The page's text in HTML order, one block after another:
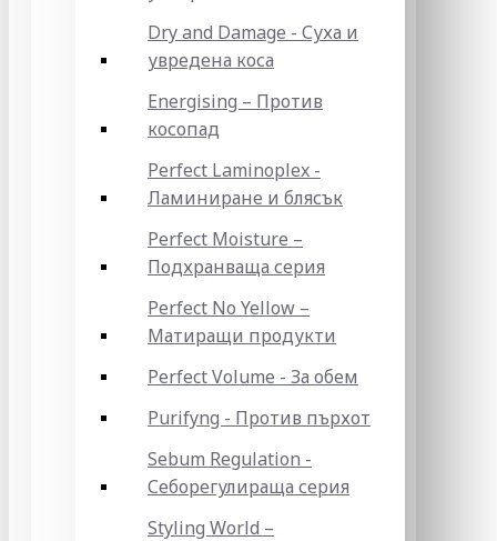
Dry and Damage - Суха и
увредена коса
Energising – Против
косопад
Perfect Laminoplex -
Ламиниране и блясък
Perfect Moisture –
Подхранваща серия
Perfect No Yellow –
Матиращи продукти
Perfect Volume - За обем
Purifyng - Против пърхот
Sebum Regulation -
Себорегулираща серия
Styling World –